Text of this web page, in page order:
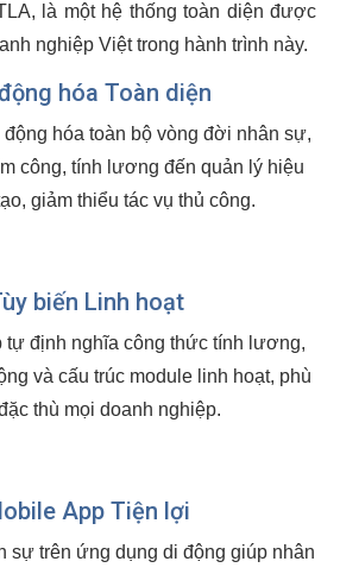
là một hệ thống toàn diện được
nghiệp Việt trong hành trình này.
hóa Toàn diện
hóa toàn bộ vòng đời nhân sự,
công, tính lương đến quản lý hiệu
giảm thiểu tác vụ thủ công.
biến Linh hoạt
tự định nghĩa công thức tính lương,
và cấu trúc module linh hoạt, phù
thù mọi doanh nghiệp.
App Tiện lợi
sự trên ứng dụng di động giúp nhân